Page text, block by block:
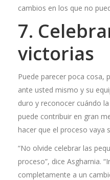
cambios en los que no
7.
victorias
Puede parecer poca cosa,
ante usted mismo y su
duro y reconocer cuándo
puede contribuir en gran
hacer que el proceso vaya
“No olvide celebrar las
proceso”, dice Asgharnia.
completamente a un